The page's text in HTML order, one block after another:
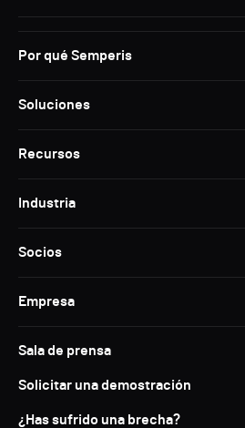
Por qué Semperis
Soluciones
Recursos
Industria
Socios
Empresa
Sala de prensa
Solicitar una demostración
¿Has sufrido una brecha?